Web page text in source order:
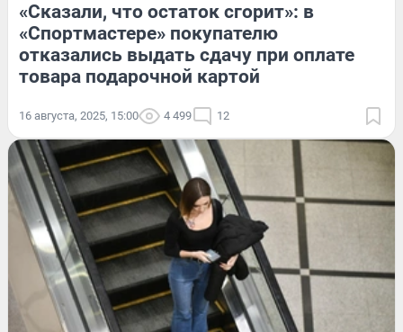
«Сказали, что остаток сгорит»: в
«Спортмастере» покупателю
отказались выдать сдачу при оплате
товара подарочной картой
16 августа, 2025, 15:00 4 499 12